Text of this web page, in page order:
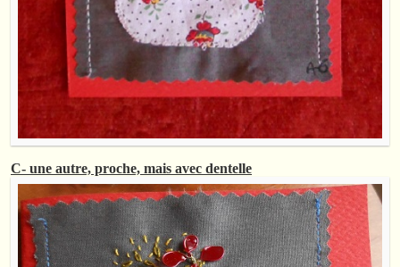
C- une autre, proche, mais avec dentelle